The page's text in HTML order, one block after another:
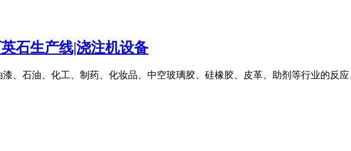
石生产线|浇注机设备
、石油、化工、制药、化妆品、中空玻璃胶、硅橡胶、皮革、助剂等行业的反